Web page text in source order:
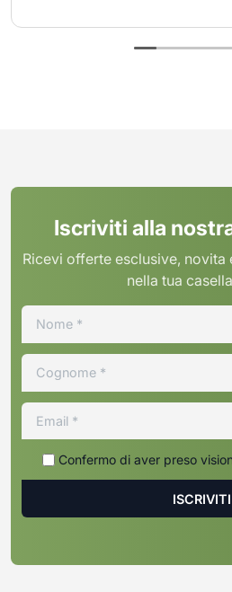
Iscriviti alla
Ricevi offerte esclusive,
nella tua
Confermo di aver preso